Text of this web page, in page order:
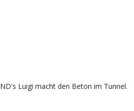
Luigi macht den Beton im Tunnel.